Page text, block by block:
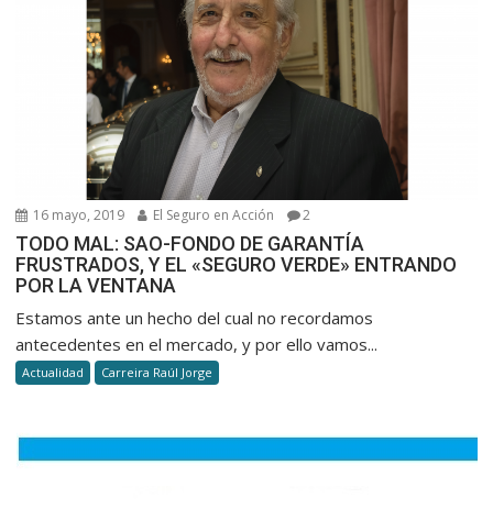
16 mayo, 2019 El Seguro en Acción 2
TODO MAL: SAO-FONDO DE GARANTÍA
FRUSTRADOS, Y EL «SEGURO VERDE» ENTRANDO
POR LA VENTANA
Estamos ante un hecho del cual no recordamos
antecedentes en el mercado, y por ello vamos...
Actualidad Carreira Raúl Jorge